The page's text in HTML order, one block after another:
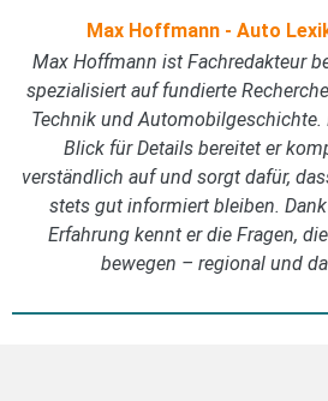
Max Hoffmann - Auto
Max Hoffmann ist Fachredakteur
spezialisiert auf fundierte
Technik und
Blick für Details bereitet er
verständlich auf und sorgt dafür,
stets gut informiert bleiben.
Erfahrung kennt er die Fragen,
bewegen – regional und